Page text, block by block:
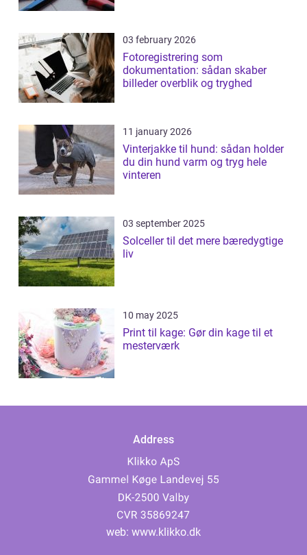
03 february 2026
Fotoregistrering som
dokumentation: sådan skaber
billeder overblik og tryghed
11 january 2026
Vinterjakke til hund: sådan holder
du din hund varm og tryg hele
vinteren
03 september 2025
Solceller til det mere bæredygtige
liv
10 may 2025
Print til kage: Gør din kage til et
mesterværk
Address
web: www.klikko.dk